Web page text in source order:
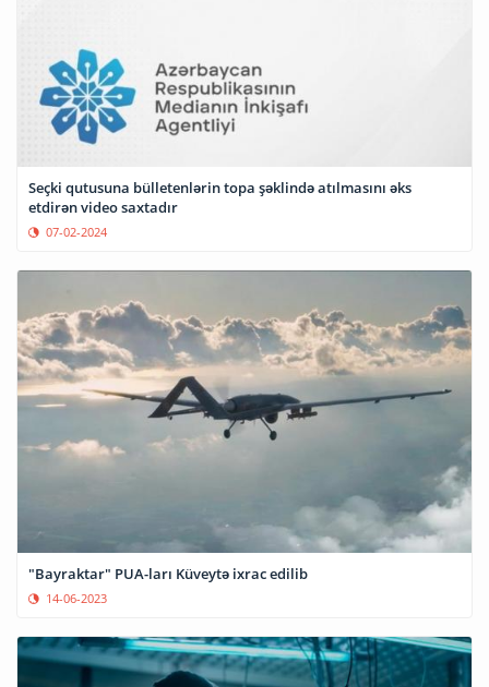
Seçki qutusuna bülletenlərin topa şəklində atılmasını əks
etdirən video saxtadır
07-02-2024
"Bayraktar" PUA-ları Küveytə ixrac edilib
14-06-2023